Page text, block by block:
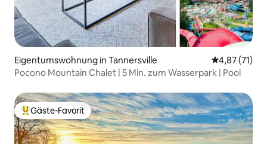
Eigentumswohnung in Tannersville
4,87 (71)
Pocono Mountain Chalet | 5 Min. zum Wasserpark | Pool
Beliebter Gäste-Favorit.
Gäste-Favorit